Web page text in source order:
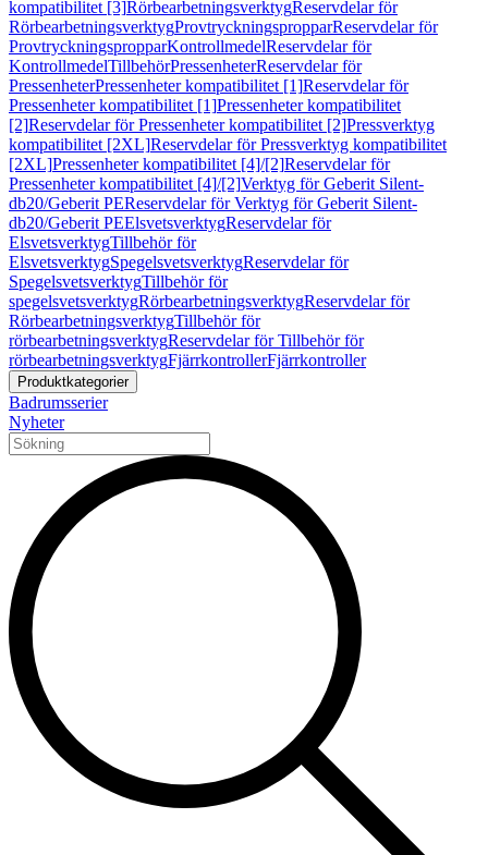
kompatibilitet [3]RörbearbetningsverktygReservdelar för
RörbearbetningsverktygProvtryckningspropparReservdelar för
ProvtryckningspropparKontrollmedelReservdelar för
KontrollmedelTillbehörPressenheterReservdelar för
PressenheterPressenheter kompatibilitet [1]Reservdelar för
Pressenheter kompatibilitet [1]Pressenheter kompatibilitet
[2]Reservdelar för Pressenheter kompatibilitet [2]Pressverktyg
kompatibilitet [2XL]Reservdelar för Pressverktyg kompatibilitet
[2XL]Pressenheter kompatibilitet [4]/[2]Reservdelar för
Pressenheter kompatibilitet [4]/[2]Verktyg för Geberit Silent-
db20/Geberit PEReservdelar för Verktyg för Geberit Silent-
db20/Geberit PEElsvetsverktygReservdelar för
ElsvetsverktygTillbehör för
ElsvetsverktygSpegelsvetsverktygReservdelar för
SpegelsvetsverktygTillbehör för
spegelsvetsverktygRörbearbetningsverktygReservdelar för
RörbearbetningsverktygTillbehör för
rörbearbetningsverktygReservdelar för Tillbehör för
rörbearbetningsverktygFjärrkontrollerFjärrkontroller
Produktkategorier
Badrumsserier
Nyheter